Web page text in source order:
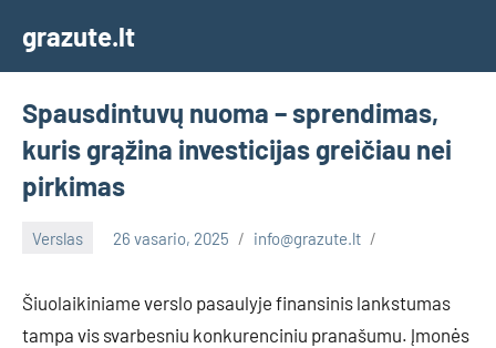
content
grazute.lt
Spausdintuvų nuoma – sprendimas,
kuris grąžina investicijas greičiau nei
pirkimas
Verslas 26 vasario, 2025 info@grazute.lt
Šiuolaikiniame verslo pasaulyje finansinis lankstumas
tampa vis svarbesniu konkurenciniu pranašumu. Įmonės